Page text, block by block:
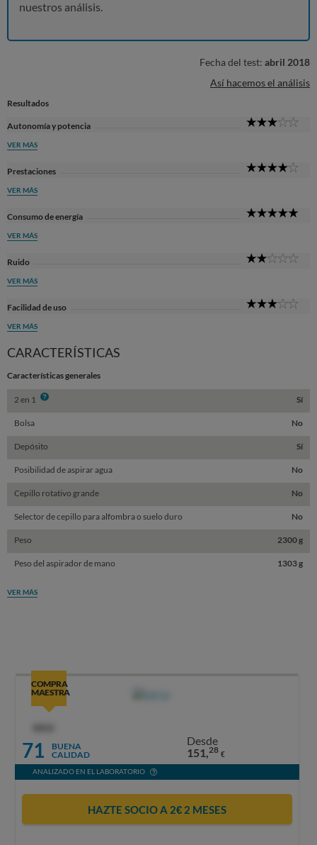
nuestros análisis.
Fecha del test: abril 2018
Así hacemos el análisis
Resultados
Autonomía y potencia
VER MÁS
Prestaciones
VER MÁS
Consumo de energía
VER MÁS
Ruido
VER MÁS
Facilidad de uso
VER MÁS
CARACTERÍSTICAS
Características generales
2 en 1 Info Sí
Bolsa No
Depósito Sí
Posibilidad de aspirar agua No
Cepillo rotativo grande No
Selector de cepillo para alfombra o suelo duro No
Peso 2300 g
Peso del aspirador de mano 1303 g
VER MÁS
COMPRA
MAESTRA
71
BUENA
CALIDAD
Desde
151,28 €
ANALIZADO EN EL LABORATORIO
HAZTE SOCIO A 2€ 2 MESES